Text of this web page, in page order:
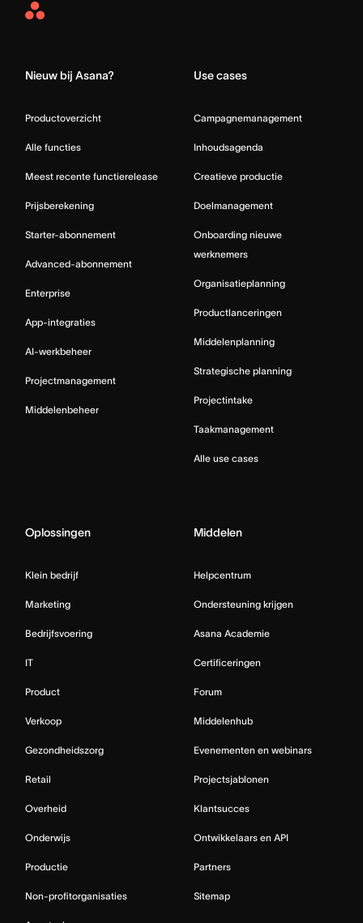
Asana
Nieuw bij Asana?
Productoverzicht
Alle functies
Meest recente functierelease
Prijsberekening
Starter-abonnement
Advanced-abonnement
Enterprise
App-integraties
AI-werkbeheer
Projectmanagement
Middelenbeheer
Use cases
Campagnemanagement
Inhoudsagenda
Creatieve productie
Doelmanagement
Onboarding nieuwe
werknemers
Organisatieplanning
Productlanceringen
Middelenplanning
Strategische planning
Projectintake
Taakmanagement
Alle use cases
Oplossingen
Klein bedrijf
Marketing
Bedrijfsvoering
IT
Product
Verkoop
Gezondheidszorg
Retail
Overheid
Onderwijs
Productie
Non-profitorganisaties
Middelen
Helpcentrum
Ondersteuning krijgen
Asana Academie
Certificeringen
Forum
Middelenhub
Evenementen en webinars
Projectsjablonen
Klantsucces
Ontwikkelaars en API
Partners
Sitemap